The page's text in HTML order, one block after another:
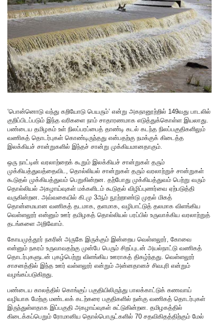
‘பொன்னொடு வந்து கறியோடு பெயரும்’ என்று அகநானூற்றில் 149வது பாடலில்
குறிப்பிடப்படும் இந்த வரிகளை நாம் சாதாரணமாக எடுத்துக்கொள்ள இயலாது.
பண்டைய தமிழகம் உள் நிலப்பரப்பைத் தாண்டி கடல் கடந்த நிலப்பகுதிகளிலும்
வணிகத் தொடர்புகள் கொண்டிருந்தது என்பதற்கு நமக்குக் கிடைத்த
இலக்கியச் சான்றுகளில் இந்தச் சான்று முக்கியமானதாகும்.
ஒரு நாட்டின் வரலாற்றைக் கூறும் இலக்கியச் சான்றுகள் தரும்
முக்கியத்துவத்தைவிட, தொல்லியல் சான்றுகள் தரும் வரலாற்றுச் சான்றுகள்
கூடுதல் முக்கியத்துவம் பெறுகின்றன. தற்போது முக்கியத்துவம் பெற்று வரும்
தொல்லியல் அகழாய்வுகள் மக்களிடம் கூடுதல் விழிப்புணர்வை ஏற்படுத்தி
வருகின்றன. அவ்வகையில் கி.மு 3ஆம் நூற்றாண்டு முதல் மிகத்
தொன்மையான வணிகத் தடமாக, தளமாக, வழிபாட்டுத் தலமாக விளங்கிய
வெள்ளலூர் என்னும் ஊர் தமிழகத் தொல்லியல் பரப்பில் உருவாக்கிய வரலாற்றுத்
தடங்களை அறிவோம்.
கோயமுத்தூர் நகரின் அருகே இருக்கும் இன்றைய வெள்ளலூர், கோவை
என்னும் நகரம் உருவாவதற்கு முன்பே பெரும் சிறப்புடன் அயல்நாட்டு வணிகத்
தொடர்புகளுடன் புகழ்பெற்று விளங்கிய ஊராகத் திகழ்ந்தது. வெள்ளலூர்
சாசனத்தில் இந்த ஊர் வள்ளலூர் என்றும் அன்னதானச் சிவபுரி என்றும்
வழங்கப்படுகிறது.
பண்டைய காலத்தில் கொங்குப் பகுதியிலிருந்து பாலக்காட்டுக் கணவாய்
வழியாக மேற்கு மண்டலக் கடற்கரை பகுதிகளில் நன்கு வணிகத் தொடர்புகள்
இருந்துள்ளதாக இப்பகுதி அகழாய்வுகள் சுட்டுகின்றன. தமிழகத்தில்
கிடைக்கப்பெறும் ரோமானிய தொல்பொருட்களில் 70 சதவிகிதத்திற்கும் மேல்